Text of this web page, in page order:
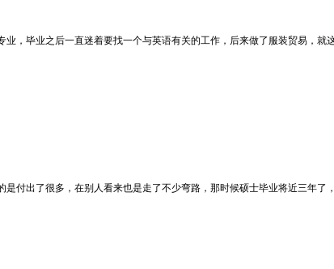
，毕业之后一直迷着要找一个与英语有关的工作，后来做了服装贸易，就
付出了很多，在别人看来也是走了不少弯路，那时候硕士毕业将近三年了